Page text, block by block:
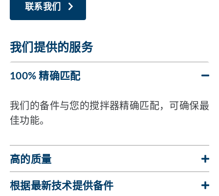
联系我们
我们提供的服务
100% 精确匹配
我们的备件与您的搅拌器精确匹配，可确保最
佳功能。
高的质量
根据最新技术提供备件